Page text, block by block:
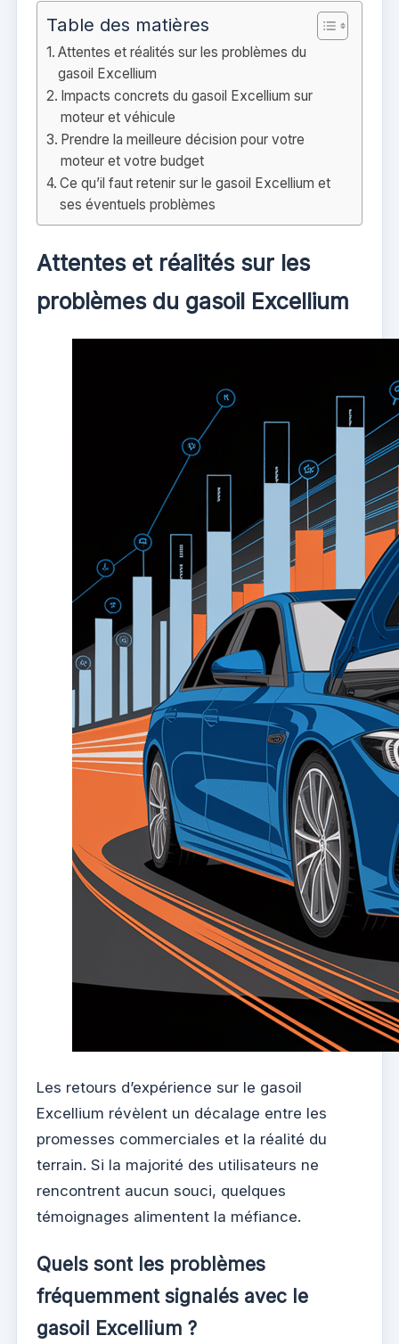
Table des matières
Attentes et réalités sur les problèmes du
gasoil Excellium
Impacts concrets du gasoil Excellium sur
moteur et véhicule
Prendre la meilleure décision pour votre
moteur et votre budget
Ce qu’il faut retenir sur le gasoil Excellium et
ses éventuels problèmes
Attentes et réalités sur les
problèmes du gasoil Excellium
Les retours d’expérience sur le gasoil
Excellium révèlent un décalage entre les
promesses commerciales et la réalité du
terrain. Si la majorité des utilisateurs ne
rencontrent aucun souci, quelques
témoignages alimentent la méfiance.
Quels sont les problèmes
fréquemment signalés avec le
gasoil Excellium ?